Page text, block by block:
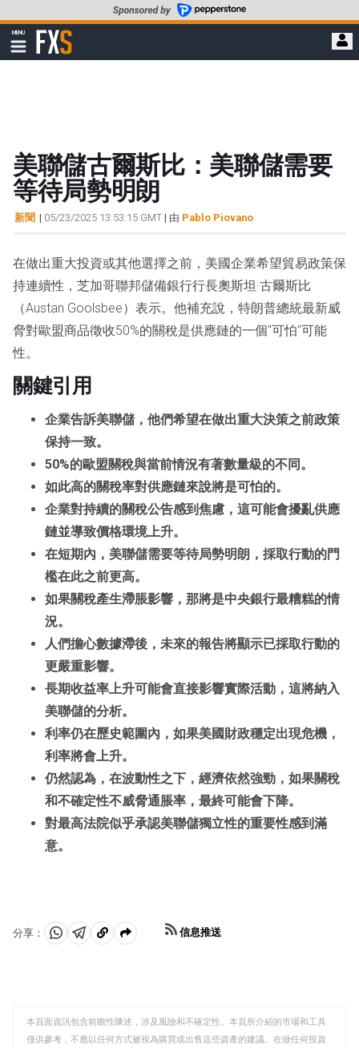
至
要
MENU
顯
示
FXStreet
美聯儲古爾斯比：美聯儲需要
等待局勢明朗
新聞 | 05/23/2025 13:53:15 GMT | 由 Pablo Piovano
在做出重大投資或其他選擇之前，美國企業希望貿易政策保
持連續性，芝加哥聯邦儲備銀行行長奧斯坦·古爾斯比
（Austan Goolsbee）表示。他補充說，特朗普總統最新威
脅對歐盟商品徵收50%的關稅是供應鏈的一個"可怕"可能
性。
關鍵引用
企業告訴美聯儲，他們希望在做出重大決策之前政策
保持一致。
50%的歐盟關稅與當前情況有著數量級的不同。
如此高的關稅率對供應鏈來說將是可怕的。
企業對持續的關稅公告感到焦慮，這可能會擾亂供應
鏈並導致價格環境上升。
在短期內，美聯儲需要等待局勢明朗，採取行動的門
檻在此之前更高。
如果關稅產生滯脹影響，那將是中央銀行最糟糕的情
況。
人們擔心數據滯後，未來的報告將顯示已採取行動的
更嚴重影響。
長期收益率上升可能會直接影響實際活動，這將納入
美聯儲的分析。
利率仍在歷史範圍內，如果美國財政穩定出現危機，
利率將會上升。
仍然認為，在波動性之下，經濟依然強勁，如果關稅
和不確定性不威脅通脹率，最終可能會下降。
對最高法院似乎承認美聯儲獨立性的重要性感到滿
意。
分享：
分 分 複
信息推送
本頁面資訊包含前瞻性陳述，涉及風險和不確定性。本頁所介紹的市場和工具
僅供參考，不應以任何方式被視為購買或出售這些資產的建議。在做任何投資